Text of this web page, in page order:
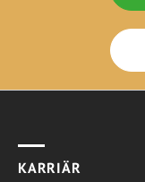
KARRIÄR